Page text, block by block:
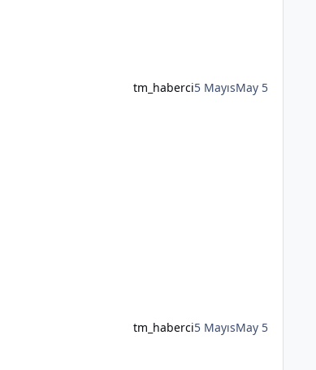
tm_haberci5 MayısMay 5
tm_haberci5 MayısMay 5